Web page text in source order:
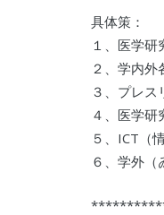
具体策：
１、医学
２、学内外
３、プレス
４、医学
５、ICT（
６、学外